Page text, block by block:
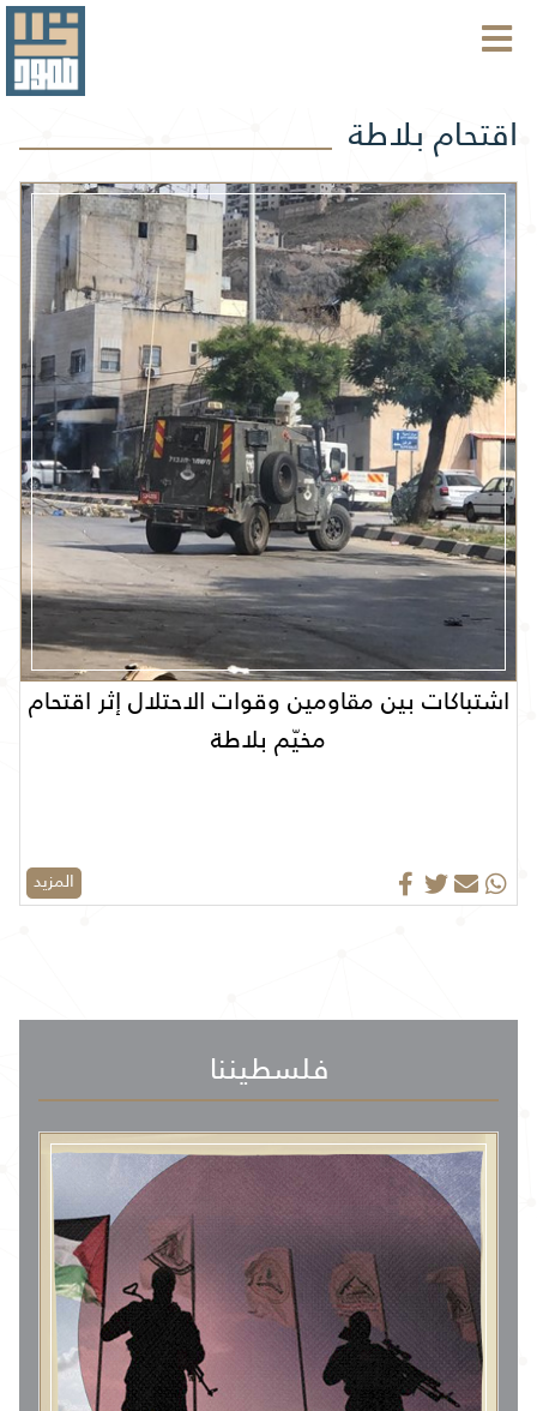
اقتحام بلاطة
اشتباكات بين مقاومين وقوات الاحتلال إثر اقتحام
مخيّم بلاطة
المزيد
فلسطيننا